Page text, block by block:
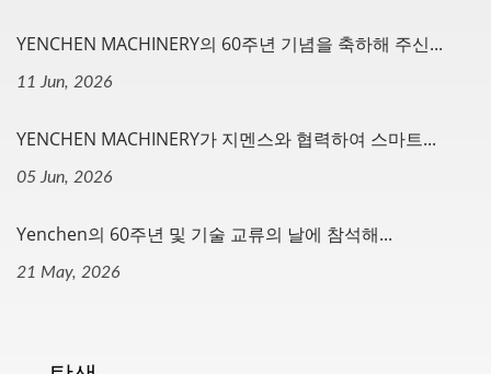
YENCHEN MACHINERY의 60주년 기념을 축하해 주신...
11 Jun, 2026
YENCHEN MACHINERY가 지멘스와 협력하여 스마트...
05 Jun, 2026
Yenchen의 60주년 및 기술 교류의 날에 참석해...
21 May, 2026